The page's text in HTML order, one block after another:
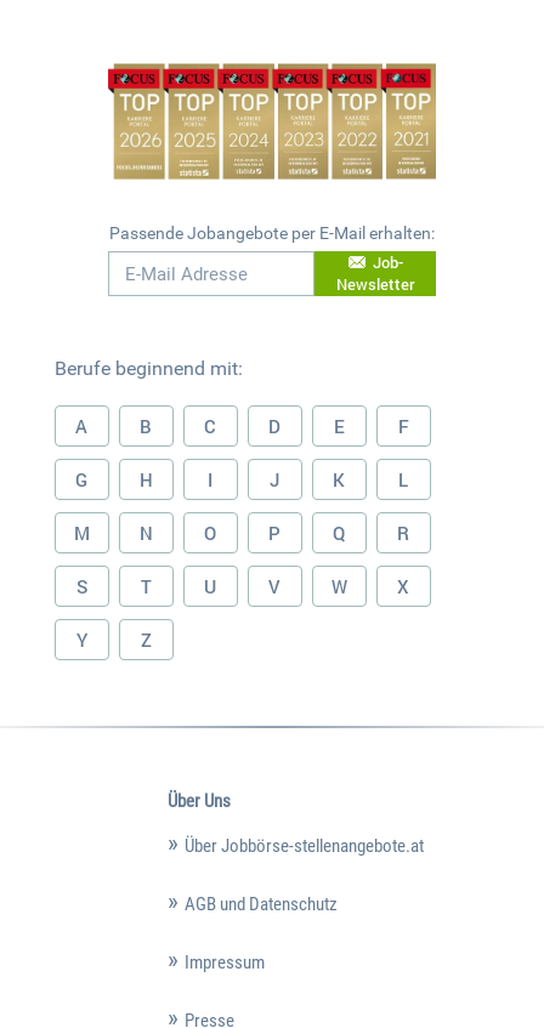
Passende Jobangebote per E-Mail erhalten:
Job-
Newsletter
Berufe beginnend mit:
A B C D E F
G H I J K L
M N O P Q R
S T U V W X
Y Z
Über Uns
Über Jobbörse-stellenangebote.at
AGB und Datenschutz
Impressum
Presse